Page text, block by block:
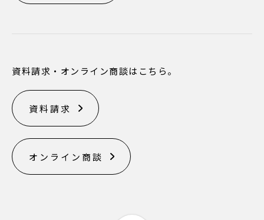
資料請求・オンライン商談はこちら。
資料請求
オンライン商談